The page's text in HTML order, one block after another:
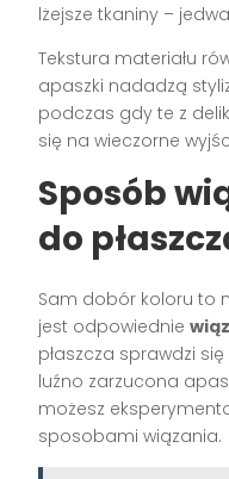
lżejsze tkaniny –
Tekstura materiału
apaszki nadadzą
podczas gdy te z
się na wieczorne
Sposób
do
Sam dobór koloru to
jest odpowiednie
płaszcza sprawdzi
luźno zarzucona
możesz
sposobami wiązania.